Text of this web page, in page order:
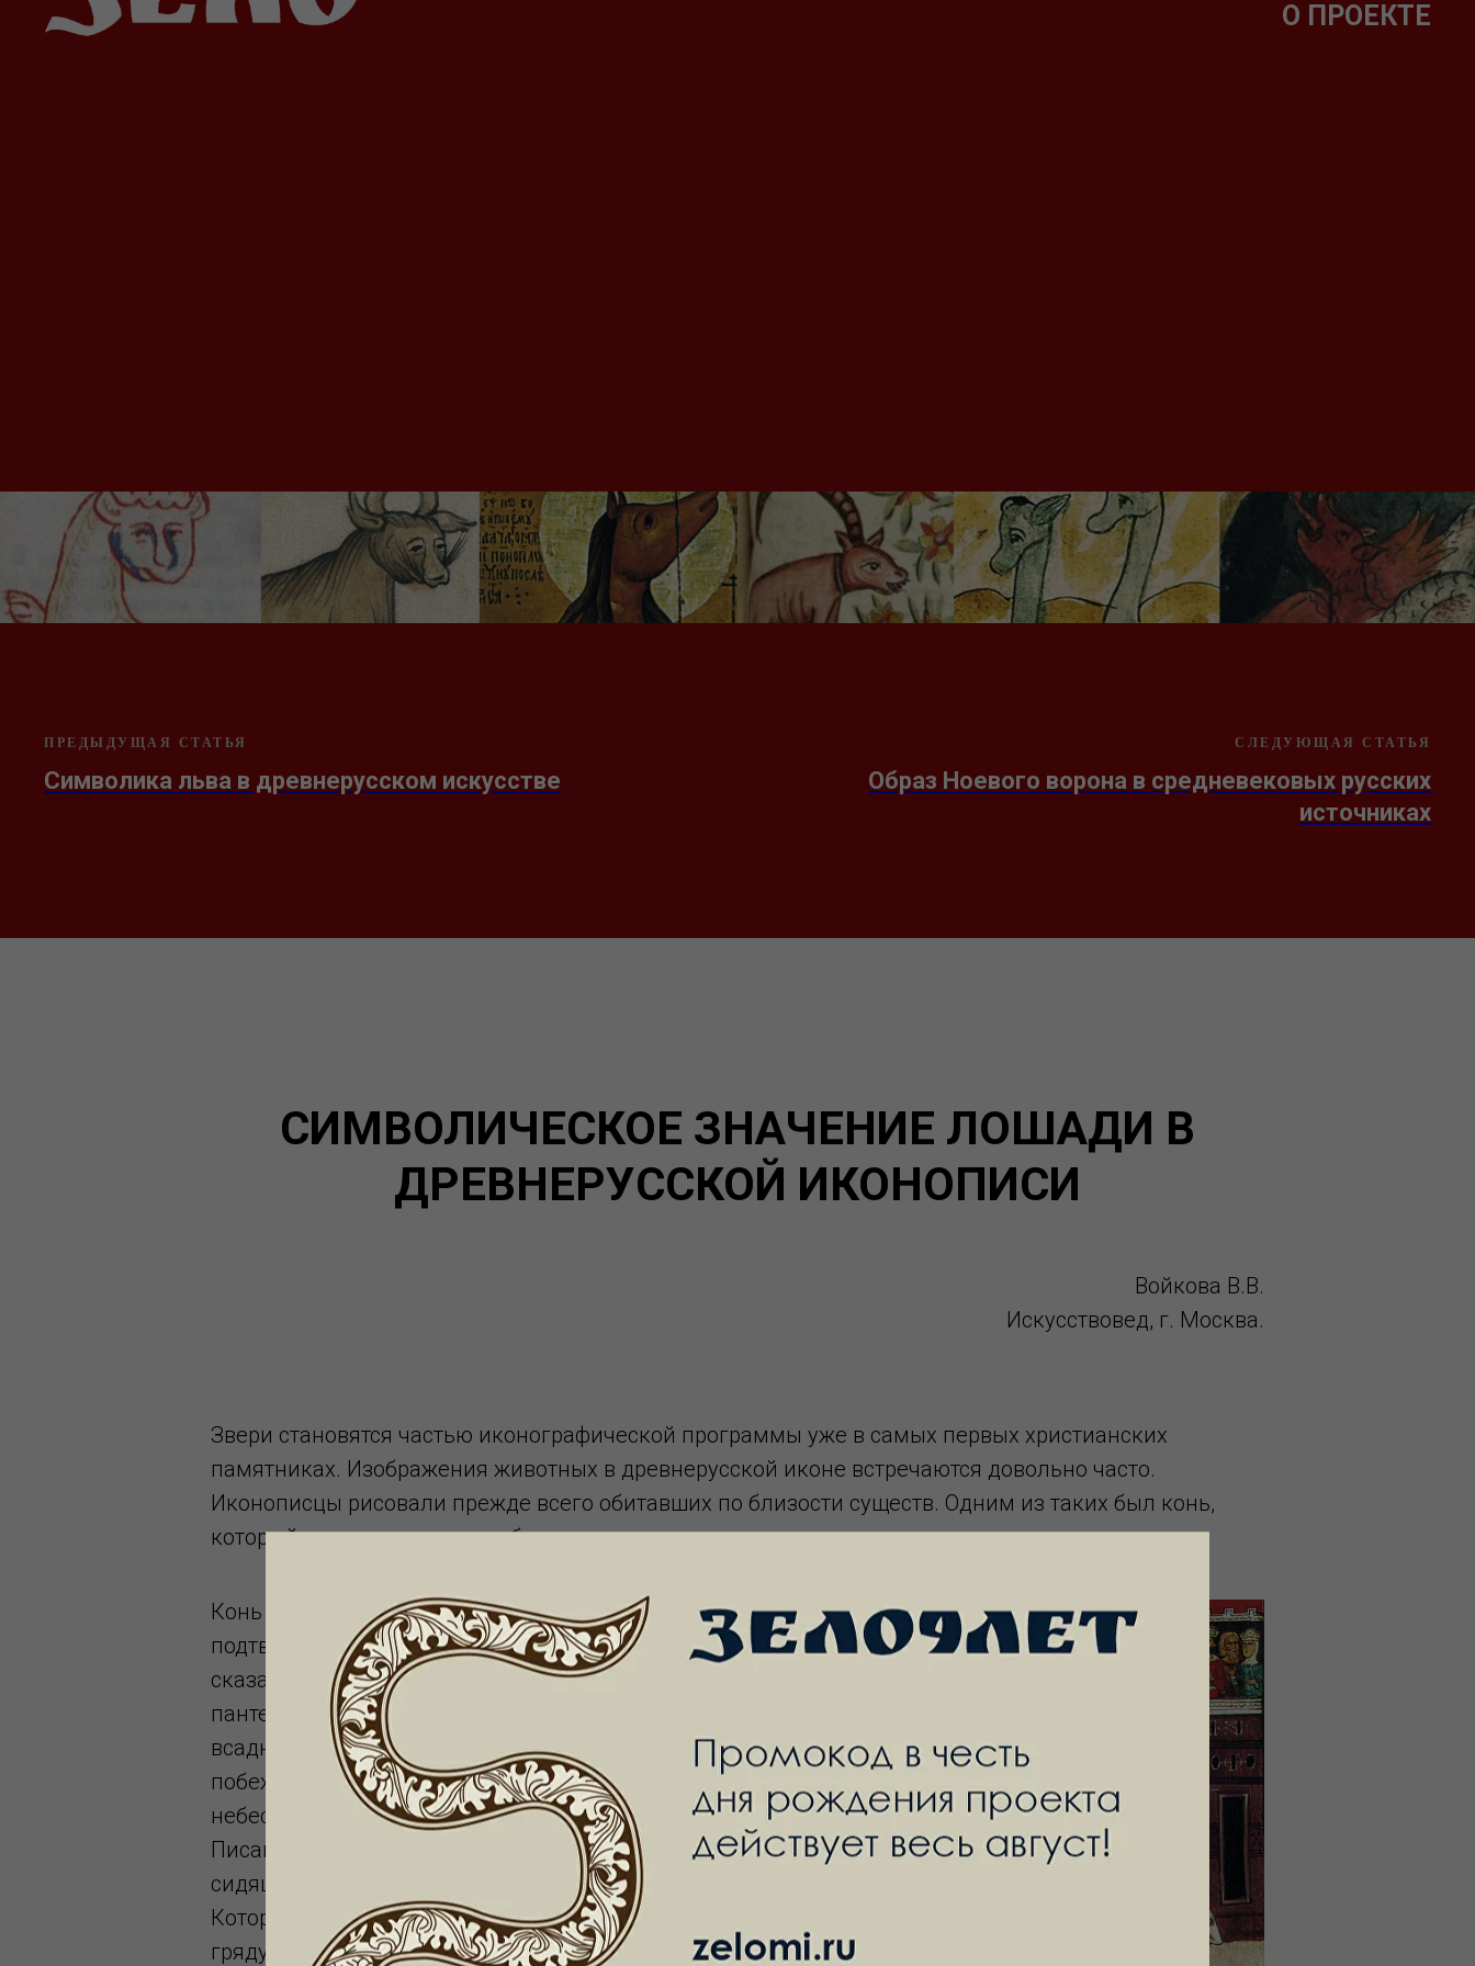
О ПРОЕКТЕ
ПРЕДЫДУЩАЯ СТАТЬЯ
Символика льва в древнерусском искусстве
СЛЕДУЮЩАЯ СТАТЬЯ
Образ Ноевого ворона в средневековых русских
источниках
СИМВОЛИЧЕСКОЕ ЗНАЧЕНИЕ ЛОШАДИ В
ДРЕВНЕРУССКОЙ ИКОНОПИСИ
Войкова В.В.
Искусствовед, г. Москва.
Звери становятся частью иконографической программы уже в самых первых христианских
памятниках. Изображения животных в древнерусской иконе встречаются довольно часто.
Иконописцы рисовали прежде всего обитавших по близости существ. Одним из таких был конь,
который издавна служил на благо человеку.
Конь с древности имел сакральное значение на Руси, что
подтверждается упоминанием его во многих языческих
сказаниях и преданиях. Главнейшего бога славянского
пантеона – Перуна иногда представляли в образе конного
всадника или едущего на колеснице по небесам. Он
побеждал врагов, пуская в них стрелы [1] . Образ
небесного всадника-триумфатора описан и в Священном
Писании: «И увидел я отверстое небо, и вот, конь белый, и
сидящий на нем называются Верный и Истинный,
Который праведно судит и воинствует» (Откр. 19:11). На
грядущую победу Правителя, нисходящего с неба,